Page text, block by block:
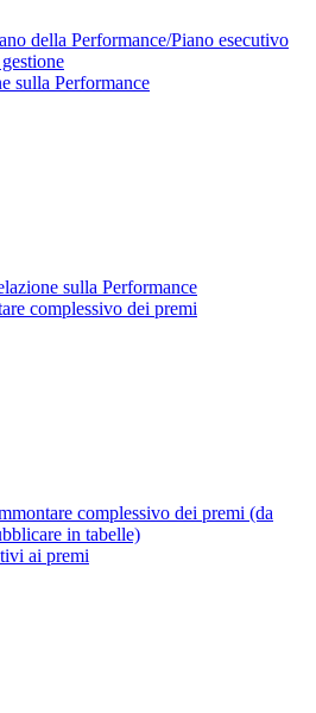
della Performance/Piano esecutivo
sulla Performance
sulla Performance
complessivo dei premi
complessivo dei premi (da
in tabelle)
ai premi